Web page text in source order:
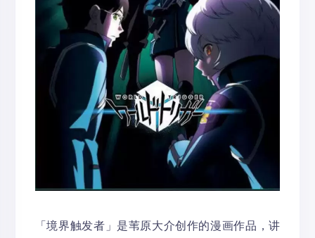
「境界触发者」是苇原大介创作的漫画作品，讲